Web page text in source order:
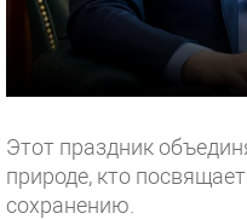
Этот праздник
природе, кто
сохранению.